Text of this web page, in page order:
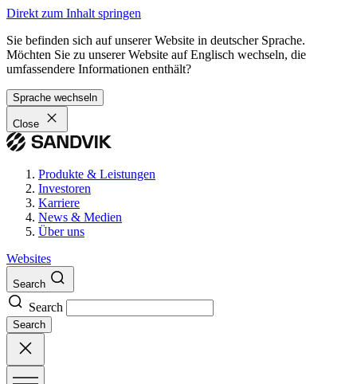
Direkt zum Inhalt springen
Sie befinden sich auf unserer Website in deutscher Sprache.
Möchten Sie zu unserer Website auf Englisch wechseln, die
umfassendere Informationen enthält?
Sprache wechseln
Close
Produkte & Leistungen
Investoren
Karriere
News & Medien
Über uns
Websites
Search
Search
Search